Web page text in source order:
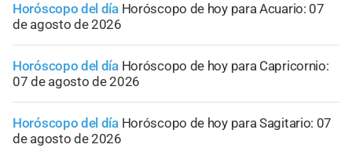
Horóscopo del día Horóscopo de hoy para Acuario: 07
de agosto de 2026
Horóscopo del día Horóscopo de hoy para Capricornio:
07 de agosto de 2026
Horóscopo del día Horóscopo de hoy para Sagitario: 07
de agosto de 2026